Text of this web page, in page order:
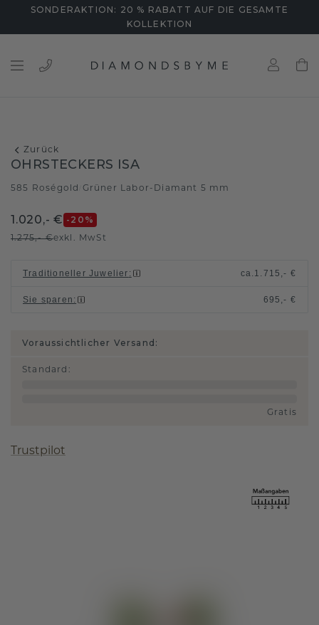
SONDERAKTION: 20 % RABATT AUF DIE GESAMTE
KOLLEKTION
Zurück
OHRSTECKERS ISA
585 Roségold Grüner Labor-Diamant 5 mm
1.020,- € -20 %
1.275,- €exkl. MwSt
Traditioneller Juwelier : ca. 1.715,- €
Sie sparen : 695,- €
Voraussichtlicher Versand:
Standard :
Gratis
Trustpilot